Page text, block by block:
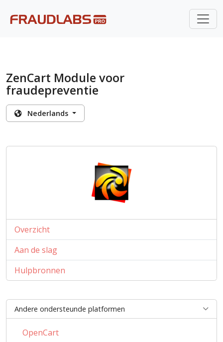
ZenCart Module voor
fraudepreventie
Nederlands
Overzicht
Aan de slag
Hulpbronnen
Andere ondersteunde platformen
OpenCart